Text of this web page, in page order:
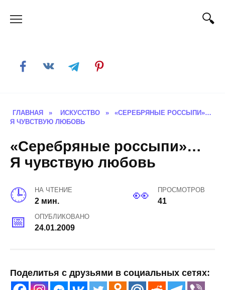
ГЛАВНАЯ » ИСКУССТВО »
«СЕРЕБРЯНЫЕ РОССЫПИ»…
Я ЧУВСТВУЮ ЛЮБОВЬ
«Серебряные россыпи»…
Я чувствую любовь
НА ЧТЕНИЕ
2 мин.
ПРОСМОТРОВ
41
ОПУБЛИКОВАНО
24.01.2009
Поделитья с друзьями в социальных сетях: